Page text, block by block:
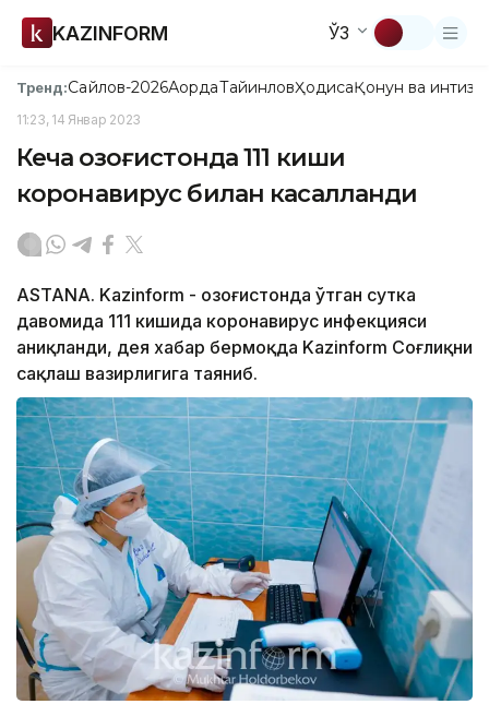
KAZINFORM ЎЗ
Тренд:Сайлов-2026АқордаТайинловҲодисаҚонун ва
11:23, 14 Январ 2023
Кеча Қозоғистонда 111 киши
коронавирус билан касалланди
ASTANA. Kazinform - Қозоғистонда ўтган сутка
давомида 111 кишида коронавирус инфекцияси
аниқланди, дея хабар бермоқда Kazinform Соғлиқни
сақлаш вазирлигига таяниб.